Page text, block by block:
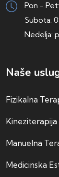
Pon -
Subota:
Nedelja:
Naše
Fizikalna
Kineziterapija
Manuelna
Medicinska